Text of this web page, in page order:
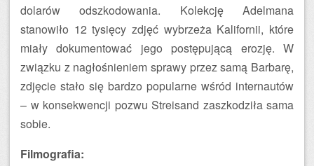
dolarów odszkodowania. Kolekcję Adelmana
stanowiło 12 tysięcy zdjęć wybrzeża Kalifornii, które
miały dokumentować jego postępującą erozję. W
związku z nagłośnieniem sprawy przez samą Barbarę,
zdjęcie stało się bardzo popularne wśród internautów
– w konsekwencji pozwu Streisand zaszkodziła sama
sobie.
Filmografia: